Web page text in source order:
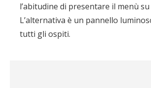
l’abitudine di presentare il menù
L’alternativa è un pannello
tutti gli ospiti.